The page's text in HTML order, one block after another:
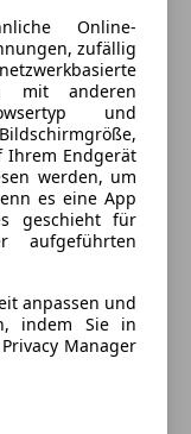
Online-
zufällig
mit anderen
und
Ihrem Endgerät
werden, um
es eine App
geschieht für
anpassen und
indem Sie in
Manager